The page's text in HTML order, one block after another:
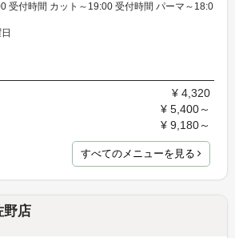
受付時間 カット～19:00 受付時間 パーマ～18:0
¥ 4,320
¥ 5,400～
¥ 9,180～
すべてのメニューを見る
野店